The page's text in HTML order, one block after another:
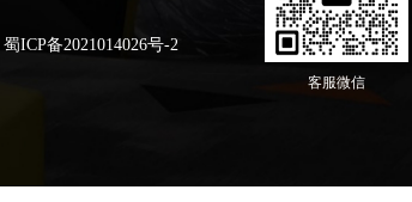
蜀ICP备2021014026号-2
客服微信